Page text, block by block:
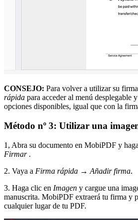
CONSEJO: Para volver a utilizar su
rápida para acceder al menú desplegable
opciones disponibles, igual que con la
Método nº 3: Utilizar una
1, Abra su documento en MobiPDF y
Firmar.
2. Vaya a Firma rápida → Añadir firma.
3. Haga clic en Imagen y cargue una
manuscrita. MobiPDF extraerá tu firma y
cualquier lugar de tu PDF.